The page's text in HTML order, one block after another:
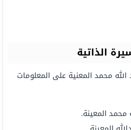
الذاتية
الله محمد المعنية على المعلومات
محمد المعينة.